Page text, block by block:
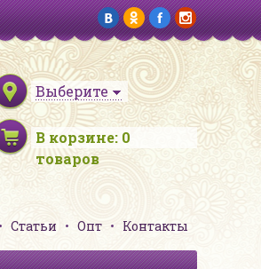
Выберите
В корзине: 0
товаров
Статьи Опт Контакты